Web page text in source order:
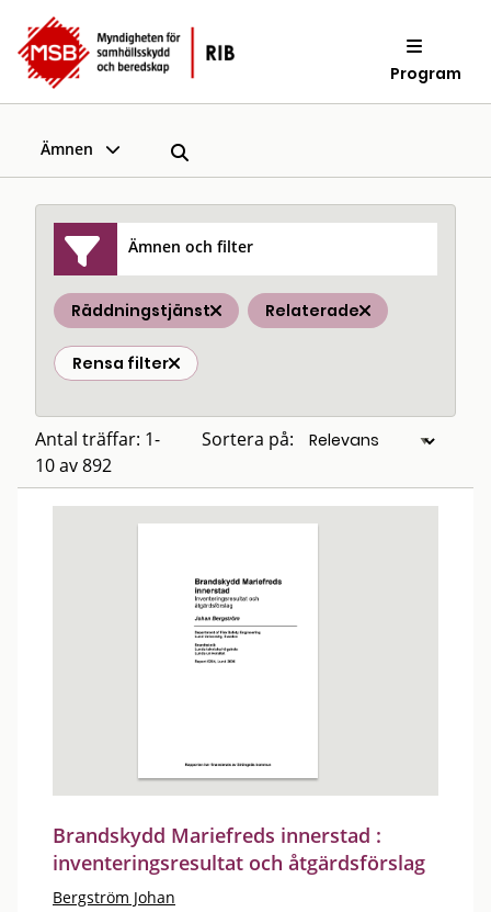
Program
Ämnen
Ämnen och filter
Räddningstjänst Relaterade
Rensa filter
Antal träffar: 1-
10 av 892
Sortera på:
Brandskydd Mariefreds innerstad :
inventeringsresultat och åtgärdsförslag
Bergström Johan